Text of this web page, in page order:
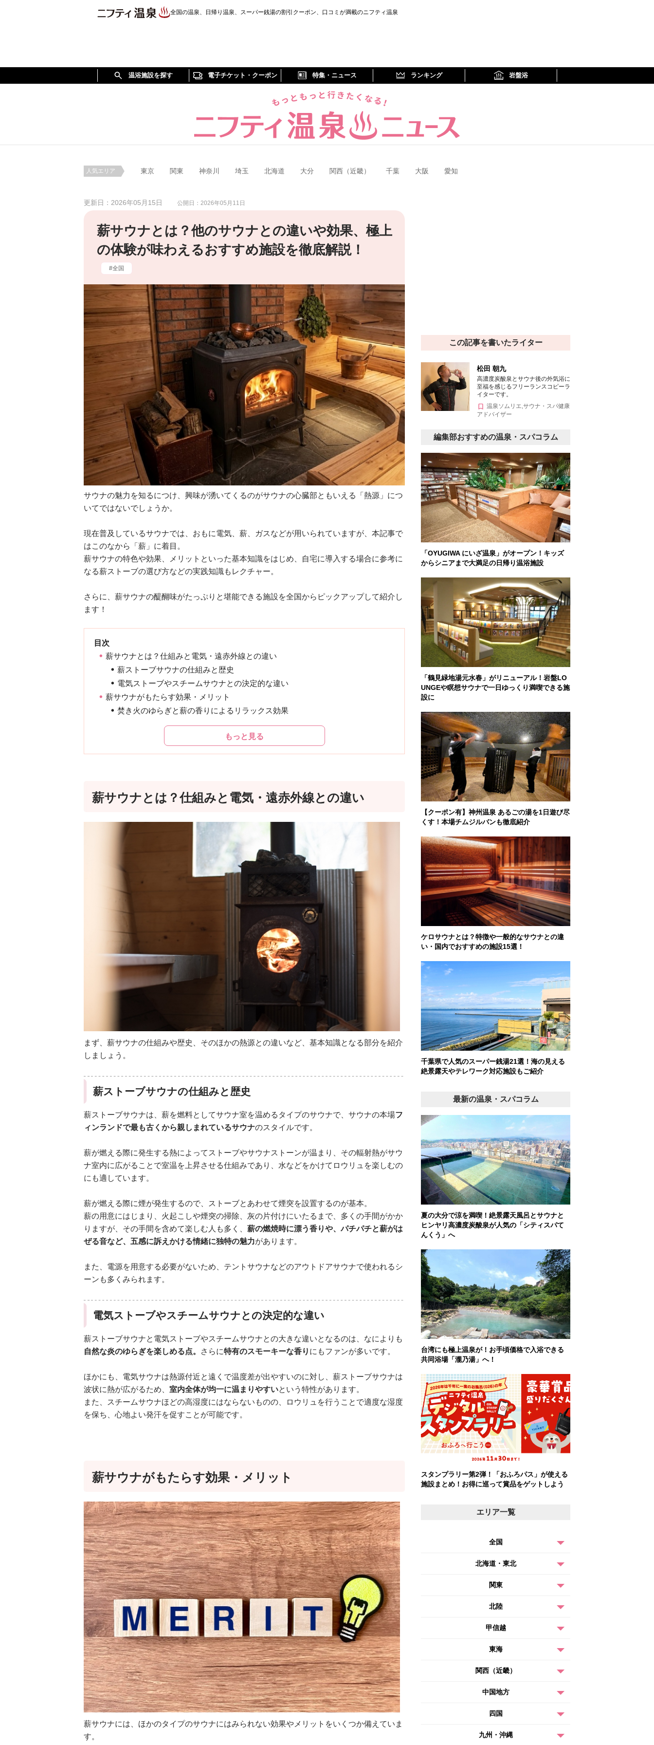
全国の温泉、日帰り温泉、スーパー銭湯の割引クーポン、口コミが満載のニフティ温泉
温浴施設を探す 電子チケット・クーポン 特集・ニュース ランキング 岩盤浴
人気エリア 東京 関東 神奈川 埼玉 北海道 大分 関西（近畿） 千葉 大阪 愛知
更新日：2026年05月15日 公開日：2026年05月11日
薪サウナとは？他のサウナとの違いや効果、極上
の体験が味わえるおすすめ施設を徹底解説！
全国
サウナの魅力を知るにつけ、興味が湧いてくるのがサウナの心臓部ともいえる「熱源」につ
いてではないでしょうか。
現在普及しているサウナでは、おもに電気、薪、ガスなどが用いられていますが、本記事で
はこのなから「薪」に着目。
薪サウナの特色や効果、メリットといった基本知識をはじめ、自宅に導入する場合に参考に
なる薪ストーブの選び方などの実践知識もレクチャー。
さらに、薪サウナの醍醐味がたっぷりと堪能できる施設を全国からピックアップして紹介し
ます！
薪サウナとは？仕組みと電気・遠赤外線との違い
薪ストーブサウナの仕組みと歴史
電気ストーブやスチームサウナとの決定的な違い
薪サウナがもたらす効果・メリット
焚き火のゆらぎと薪の香りによるリラックス効果
もっと見る
薪サウナとは？仕組みと電気・遠赤外線との違い
まず、薪サウナの仕組みや歴史、そのほかの熱源との違いなど、基本知識となる部分を紹介
しましょう。
薪ストーブサウナの仕組みと歴史
薪ストーブサウナは、薪を燃料としてサウナ室を温めるタイプのサウナで、サウナの本場フ
ィンランドで最も古くから親しまれているサウナのスタイルです。
薪が燃える際に発生する熱によってストーブやサウナストーンが温まり、その輻射熱がサウ
ナ室内に広がることで室温を上昇させる仕組みであり、水などをかけてロウリュを楽しむの
にも適しています。
薪が燃える際に煙が発生するので、ストーブとあわせて煙突を設置するのが基本。
薪の用意にはじまり、火起こしや煙突の掃除、灰の片付けにいたるまで、多くの手間がかか
りますが、その手間を含めて楽しむ人も多く、 薪の燃焼時に漂う香りや、パチパチと薪がは
ぜる音など、五感に訴えかける情緒に独特の魅力があります。
また、電源を用意する必要がないため、テントサウナなどのアウトドアサウナで使われるシ
ーンも多くみられます。
電気ストーブやスチームサウナとの決定的な違い
薪ストーブサウナと電気ストーブやスチームサウナとの大きな違いとなるのは、なによりも
自然な炎のゆらぎを楽しめる点。
さらに特有のスモーキーな香り にもファンが多いです。
ほかにも、電気サウナは熱源付近と遠くで温度差が出やすいのに対し、薪ストーブサウナは
波状に熱が広がるため、 室内全体が均一に温まりやすいという特性があります。
また、スチームサウナほどの高湿度にはならないものの、ロウリュを行うことで適度な湿度
を保ち、心地よい発汗を促すことが可能です。
薪サウナがもたらす効果・メリット
薪サウナには、ほかのタイプのサウナにはみられない効果やメリットをいくつか備えていま
す。
この記事を書いたライター
松田 朝九
高濃度炭酸泉とサウナ後の外気浴に
至福を感じるフリーランスコピーラ
イターです。
温泉ソムリエ,サウナ・スパ健康
アドバイザー
編集部おすすめの温泉・スパコラム
「OYUGIWA にいざ温泉」がオープン！キッズ
からシニアまで大満足の日帰り温浴施設
「鶴見緑地湯元水春」がリニューアル！岩盤LO
UNGEや瞑想サウナで一日ゆっくり満喫できる施
設に
【クーポン有】神州温泉 あるごの湯を1日遊び尽
くす！本場チムジルバンも徹底紹介
ケロサウナとは？特徴や一般的なサウナとの違
い・国内でおすすめの施設15選！
千葉県で人気のスーパー銭湯21選！海の見える
絶景露天やテレワーク対応施設もご紹介
最新の温泉・スパコラム
夏の大分で涼を満喫！絶景露天風呂とサウナと
ヒンヤリ高濃度炭酸泉が人気の「シティスパて
んくう」へ
台湾にも極上温泉が！お手頃価格で入浴できる
共同浴場「瀧乃湯」へ！
スタンプラリー第2弾！「おふろパス」が使える
施設まとめ！お得に巡って賞品をゲットしよう
エリア一覧
全国
北海道・東北
関東
北陸
甲信越
東海
関西（近畿）
中国地方
四国
九州・沖縄